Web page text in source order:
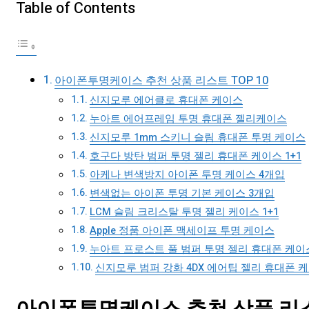
Table of Contents
아이폰투명케이스 추천 상품 리스트 TOP 10
신지모루 에어클로 휴대폰 케이스
누아트 에어프레임 투명 휴대폰 젤리케이스
신지모루 1mm 스키니 슬림 휴대폰 투명 케이스
호구다 방탄 범퍼 투명 젤리 휴대폰 케이스 1+1
아케나 변색방지 아이폰 투명 케이스 4개입
변색없는 아이폰 투명 기본 케이스 3개입
LCM 슬림 크리스탈 투명 젤리 케이스 1+1
Apple 정품 아이폰 맥세이프 투명 케이스
누아트 프로스트 풀 범퍼 투명 젤리 휴대폰 케이
신지모루 범퍼 강화 4DX 에어팁 젤리 휴대폰